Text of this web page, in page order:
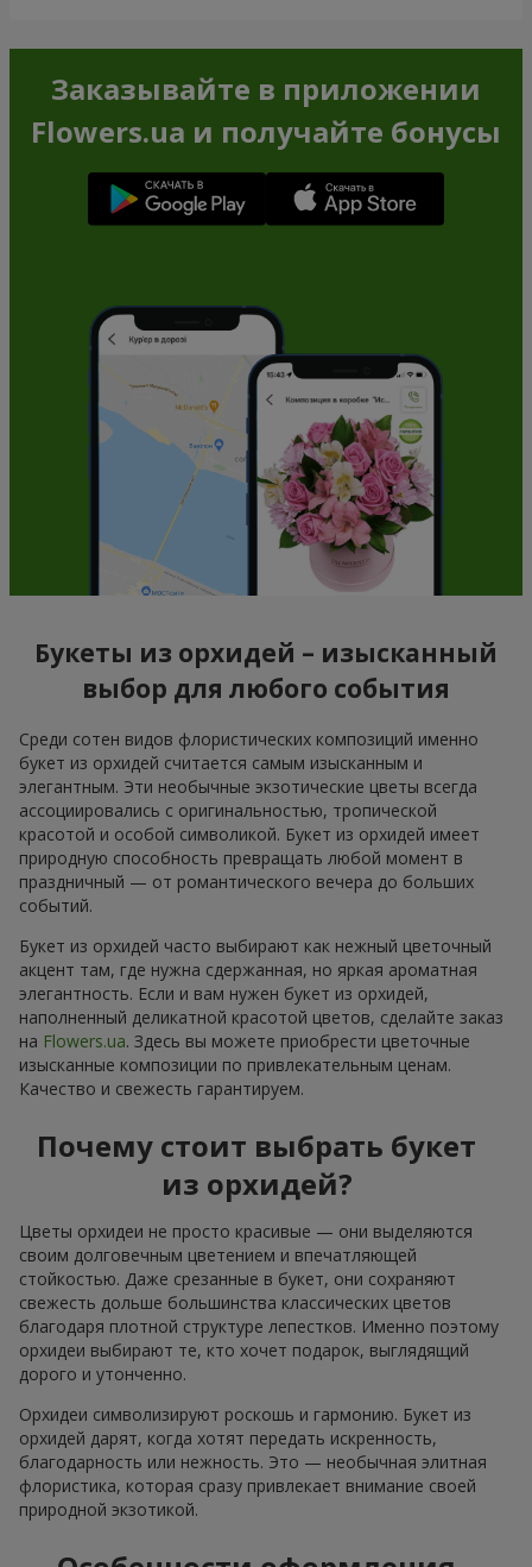
Заказывайте в приложении
Flowers.ua и получайте бонусы
Букеты из орхидей – изысканный
выбор для любого события
Среди сотен видов флористических композиций именно
букет из орхидей считается самым изысканным и
элегантным. Эти необычные экзотические цветы всегда
ассоциировались с оригинальностью, тропической
красотой и особой символикой. Букет из орхидей имеет
природную способность превращать любой момент в
праздничный — от романтического вечера до больших
событий.
Букет из орхидей часто выбирают как нежный цветочный
акцент там, где нужна сдержанная, но яркая ароматная
элегантность. Если и вам нужен букет из орхидей,
наполненный деликатной красотой цветов, сделайте заказ
на Flowers.ua. Здесь вы можете приобрести цветочные
изысканные композиции по привлекательным ценам.
Качество и свежесть гарантируем.
Почему стоит выбрать букет
из орхидей?
Цветы орхидеи не просто красивые — они выделяются
своим долговечным цветением и впечатляющей
стойкостью. Даже срезанные в букет, они сохраняют
свежесть дольше большинства классических цветов
благодаря плотной структуре лепестков. Именно поэтому
орхидеи выбирают те, кто хочет подарок, выглядящий
дорого и утонченно.
Орхидеи символизируют роскошь и гармонию. Букет из
орхидей дарят, когда хотят передать искренность,
благодарность или нежность. Это — необычная элитная
флористика, которая сразу привлекает внимание своей
природной экзотикой.